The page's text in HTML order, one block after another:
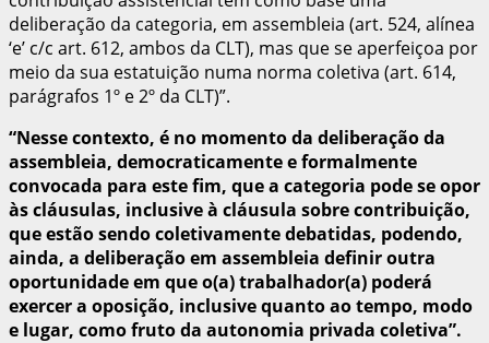
deliberação da categoria, em assembleia (art. 524, alínea
‘e’ c/c art. 612, ambos da CLT), mas que se aperfeiçoa por
meio da sua estatuição numa norma coletiva (art. 614,
parágrafos 1º e 2º da CLT)”.
“Nesse contexto, é no momento da deliberação da
assembleia, democraticamente e formalmente
convocada para este fim, que a categoria pode se opor
às cláusulas, inclusive à cláusula sobre contribuição,
que estão sendo coletivamente debatidas, podendo,
ainda, a deliberação em assembleia definir outra
oportunidade em que o(a) trabalhador(a) poderá
exercer a oposição, inclusive quanto ao tempo, modo
e lugar, como fruto da autonomia privada coletiva”.